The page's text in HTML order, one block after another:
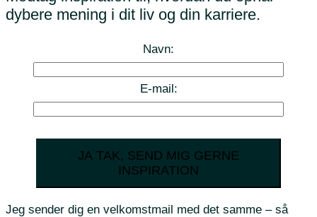
dybere mening i dit liv og din karriere.
Navn:
E-mail:
JA TAK, SEND MIG GERNE
INSPIRATION
Jeg sender dig en velkomstmail med det samme – så